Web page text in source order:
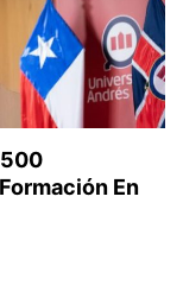
500
En